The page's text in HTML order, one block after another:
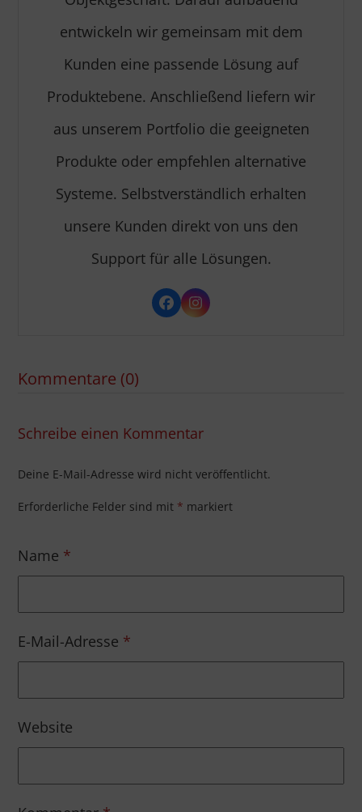
entwickeln wir gemeinsam mit dem
Kunden eine passende Lösung auf
Produktebene. Anschließend liefern wir
aus unserem Portfolio die geeigneten
Produkte oder empfehlen alternative
Systeme. Selbstverständlich erhalten
unsere Kunden direkt von uns den
Support für alle Lösungen.
FacebookInstagram
Kommentare (0)
Schreibe einen Kommentar
Deine E-Mail-Adresse wird nicht veröffentlicht.
Erforderliche Felder sind mit * markiert
Name *
E-Mail-Adresse *
Website